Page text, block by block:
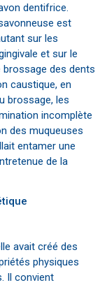
dentifrice.
est
sur les
et sur le
brossage des dents
caustique, en
brossage, les
incomplète
des muqueuses
entamer une
de la
avait créé des
physiques
Il convient